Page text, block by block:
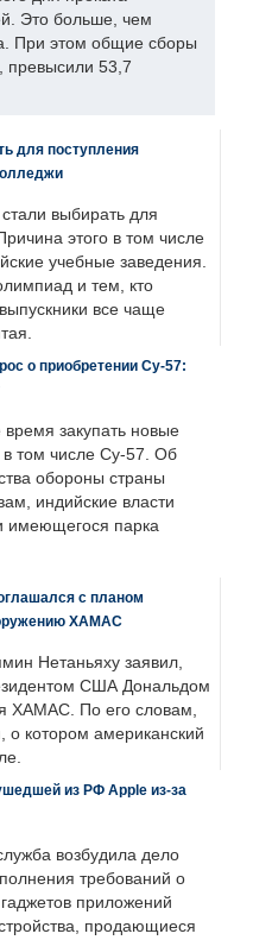
Это больше, чем
При этом общие сборы
превысили 53,7
для поступления
выбирать для
этого в том числе
учебные заведения.
и тем, кто
все чаще
о приобретении Су-57:
закупать новые
в том числе Су-57. Об
обороны страны
индийские власти
имеющегося парка
с планом
ХАМАС
Нетаньяху заявил,
США Дональдом
ХАМАС. По его словам,
о котором американский
из РФ Apple из-за
возбудила дело
требований о
приложений
продающиеся